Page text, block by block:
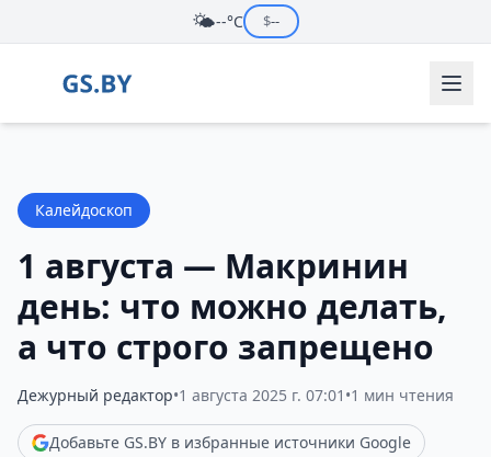
🌤️--°C $--
Калейдоскоп
1 августа — Макринин
день: что можно делать,
а что строго запрещено
Дежурный редактор•1 августа 2025 г. 07:01 •1 мин чтения
Добавьте GS.BY в избранные источники Google